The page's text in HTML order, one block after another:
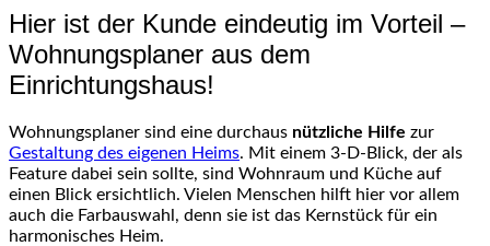
Hier ist der Kunde eindeutig im Vorteil –
Wohnungsplaner aus dem
Einrichtungshaus!
Wohnungsplaner sind eine durchaus nützliche Hilfe zur
Gestaltung des eigenen Heims. Mit einem 3-D-Blick, der als
Feature dabei sein sollte, sind Wohnraum und Küche auf
einen Blick ersichtlich. Vielen Menschen hilft hier vor allem
auch die Farbauswahl, denn sie ist das Kernstück für ein
harmonisches Heim.